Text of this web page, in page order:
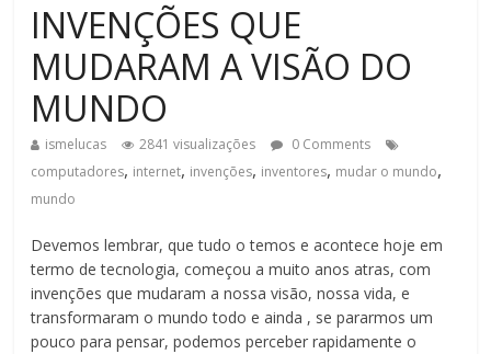
INVENÇÕES QUE
MUDARAM A VISÃO DO
MUNDO
ismelucas 2841 visualizações
0 Comments
computadores, internet, invenções, inventores, mudar o mundo,
mundo
Devemos lembrar, que tudo o temos e acontece hoje em
termo de tecnologia, começou a muito anos atras, com
invenções que mudaram a nossa visão, nossa vida, e
transformaram o mundo todo e ainda , se pararmos um
pouco para pensar, podemos perceber rapidamente o